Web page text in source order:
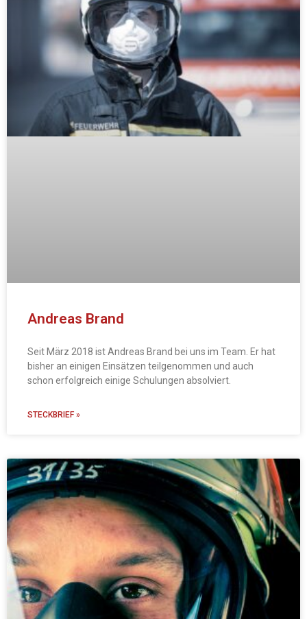
Andreas Brand
Seit März 2018 ist Andreas Brand bei uns im Team. Er hat
bisher an einigen Einsätzen teilgenommen und auch
schon erfolgreich einige Schulungen absolviert.
STECKBRIEF »